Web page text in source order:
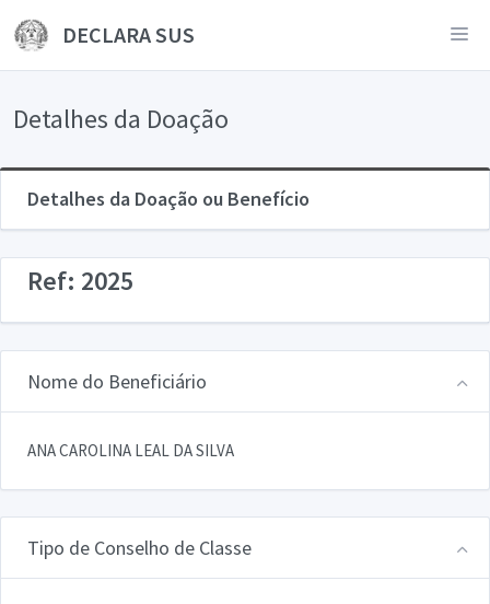
DECLARA SUS
Detalhes da Doação
Detalhes da Doação ou Benefício
Ref: 2025
Nome do Beneficiário
ANA CAROLINA LEAL DA SILVA
Tipo de Conselho de Classe